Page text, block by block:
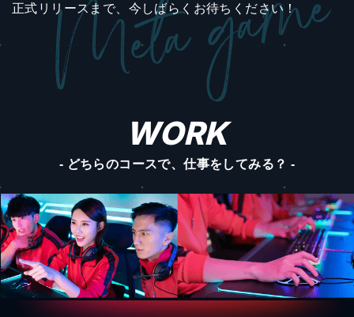
正式リリースまで、今しばらくお待ちください！
WORK
- どちらのコースで、仕事をしてみる？ -